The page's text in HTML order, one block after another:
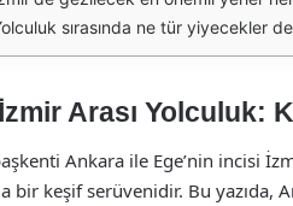
sırasında ne tür yiyecekler
Arası Yolculuk:
Ankara ile Ege’nin incisi
bir keşif serüvenidir. Bu yazıda,